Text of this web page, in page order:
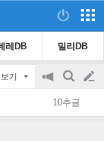
레DB 밀리DB
기
공
지
on/off
검
색
글
쓰
10추글